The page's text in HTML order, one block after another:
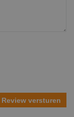
Review versturen